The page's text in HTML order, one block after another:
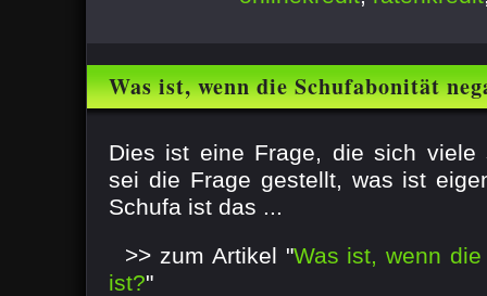
Was ist, wenn die Schufabonität
Dies ist eine Frage, die sich viele
sei die Frage gestellt, was ist
Schufa ist das ...
>> zum Artikel "Was ist, wenn
ist?"